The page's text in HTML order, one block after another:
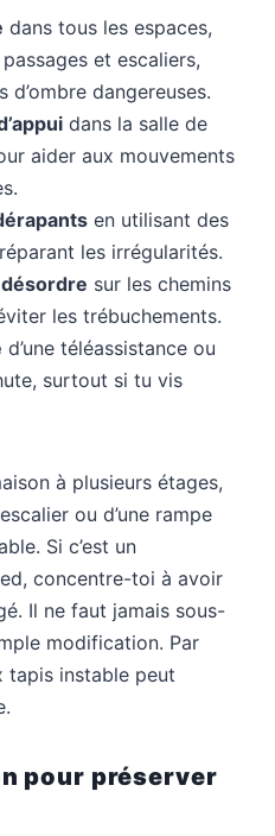
dans tous les espaces,
et escaliers,
dangereuses.
dans la salle de
aider aux mouvements
en utilisant des
les irrégularités.
sur les chemins
les trébuchements.
d’une téléassistance ou
surtout si tu vis
à plusieurs étages,
ou d’une rampe
Si c’est un
concentre-toi à avoir
Il ne faut jamais sous-
modification. Par
tapis instable peut
pour préserver